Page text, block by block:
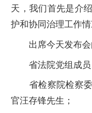
天，我们首先是介
护和协同治理工作
出席今天发布会
省法院党组成
省检察院检察
官汪存锋先生；